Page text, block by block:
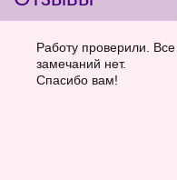
Работу проверили.
замечаний нет.
Спасибо вам!